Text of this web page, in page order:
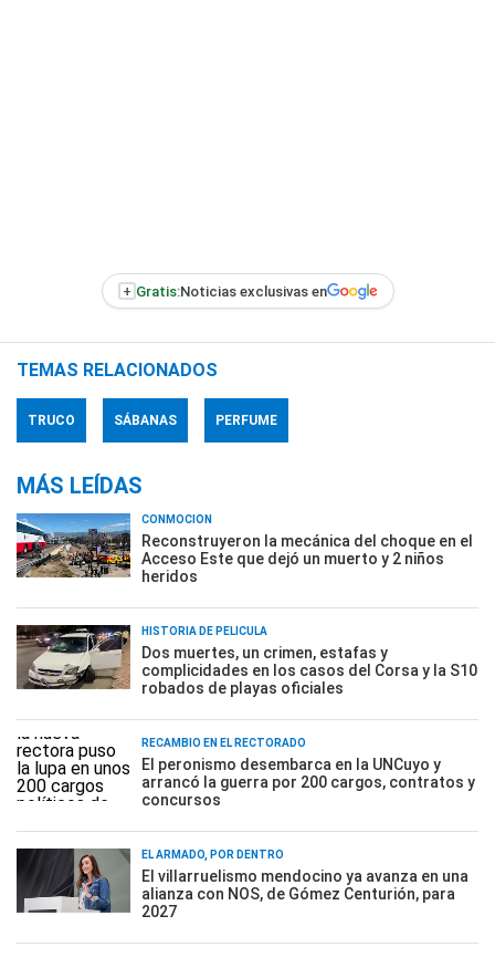
+ Gratis:Noticias exclusivas en
TEMAS RELACIONADOS
TRUCO SÁBANAS PERFUME
MÁS LEÍDAS
CONMOCIÓN
Reconstruyeron la mecánica del choque en el
Acceso Este que dejó un muerto y 2 niños
heridos
HISTORIA DE PELÍCULA
Dos muertes, un crimen, estafas y
complicidades en los casos del Corsa y la S10
robados de playas oficiales
RECAMBIO EN EL RECTORADO
El peronismo desembarca en la UNCuyo y
arrancó la guerra por 200 cargos, contratos y
concursos
EL ARMADO, POR DENTRO
El villarruelismo mendocino ya avanza en una
alianza con NOS, de Gómez Centurión, para
2027